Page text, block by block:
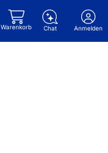
Warenkorb Chat Anmelden